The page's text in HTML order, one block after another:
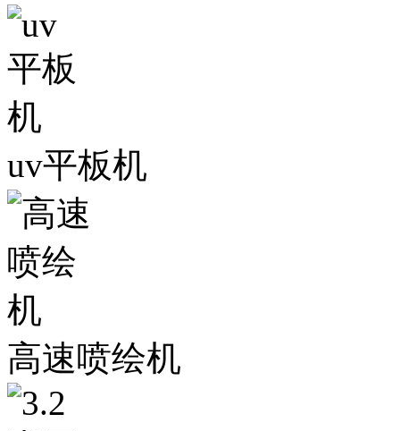
uv平板机
高速喷绘机